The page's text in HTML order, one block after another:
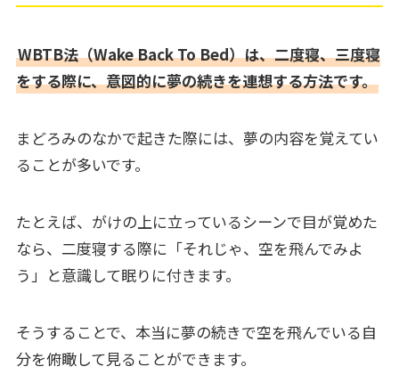
WBTB法（Wake Back To Bed）は、二度寝、三度寝
をする際に、意図的に夢の続きを連想する方法です。
まどろみのなかで起きた際には、夢の内容を覚えてい
ることが多いです。
たとえば、がけの上に立っているシーンで目が覚めた
なら、二度寝する際に「それじゃ、空を飛んでみよ
う」と意識して眠りに付きます。
そうすることで、本当に夢の続きで空を飛んでいる自
分を俯瞰して見ることができます。